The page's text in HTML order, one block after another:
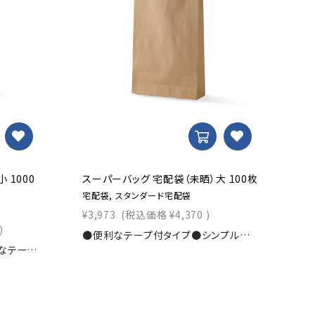
1000
)
●お得な1000枚セット●便利なテープ付タイプ●シンプル茶無地の宅配袋寸法：幅260×マチ80×丈320+ベロ50ｍｍ素材：未晒120g/?u入数：1000枚商品コード：0000101610-1000
スーパーバッグ 宅配袋（未晒）大 100枚
宅配袋, スタンダード宅配袋
¥3,973 (税込価格 ¥4,370 )
●便利なテープ付タイプ●シンプル茶無地の宅配袋寸法：幅320×マチ100×丈430+ベロ50ｍｍ素材：未晒120g/?u入数：100枚商品コード：0000101600-100